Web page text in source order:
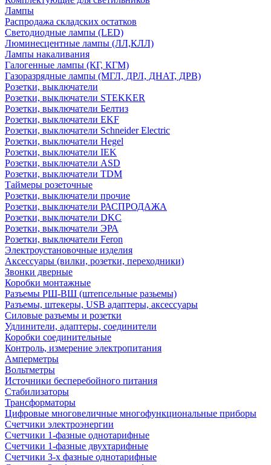
Лампы
Распродажа складских остатков
Светодиодные лампы (LED)
Люминесцентные лампы (ЛЛ,КЛЛ)
Лампы накаливания
Галогенные лампы (КГ, КГМ)
Газоразрядные лампы (МГЛ, ДРЛ, ДНАТ, ДРВ)
Розетки, выключатели
Розетки, выключатели STEKKER
Розетки, выключатели Белтиз
Розетки, выключатели EKF
Розетки, выключатели Schneider Electric
Розетки, выключатели Hegel
Розетки, выключатели IEK
Розетки, выключатели ASD
Розетки, выключатели TDM
Таймеры розеточные
Розетки, выключатели прочие
Розетки, выключатели РАСПРОДАЖА
Розетки, выключатели DKC
Розетки, выключатели ЭРА
Розетки, выключатели Feron
Электроустановочные изделия
Аксессуары (вилки, розетки, переходники)
Звонки дверные
Коробки монтажные
Разъемы РШ-ВШ (штепсельные разьемы)
Разъемы, штекеры, USB адаптеры, аксессуары
Силовые разъемы и розетки
Удлинители, адаптеры, соединители
Коробки соединительные
Контроль, измерение электропитания
Амперметры
Вольтметры
Источники бесперебойного питания
Стабилизаторы
Трансформаторы
Цифровые многовеличные многофункциональные приборы
Счетчики электроэнергии
Счетчики 1-фазные однотарифные
Счетчики 1-фазные двухтарифные
Счетчики 3-х фазные однотарифные